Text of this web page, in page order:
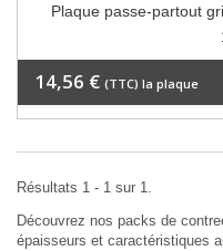
Plaque passe-partout
14,56 € (TTC) la plaque
Résultats 1 - 1 sur 1.
Découvrez nos packs de
épaisseurs et caractéristiques